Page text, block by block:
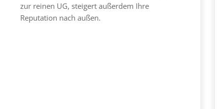
zur reinen UG, steigert außerdem Ihre
Reputation nach außen.